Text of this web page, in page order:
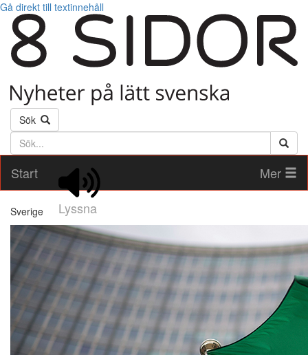
Gå direkt till textinnehåll
Sök
Söktext
Start
Lyssna
Mer
Sverige